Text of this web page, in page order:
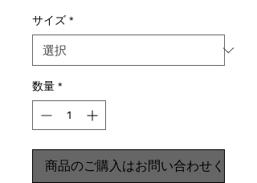
サイズ *
数量 *
商品のご購入はお問い合わせください